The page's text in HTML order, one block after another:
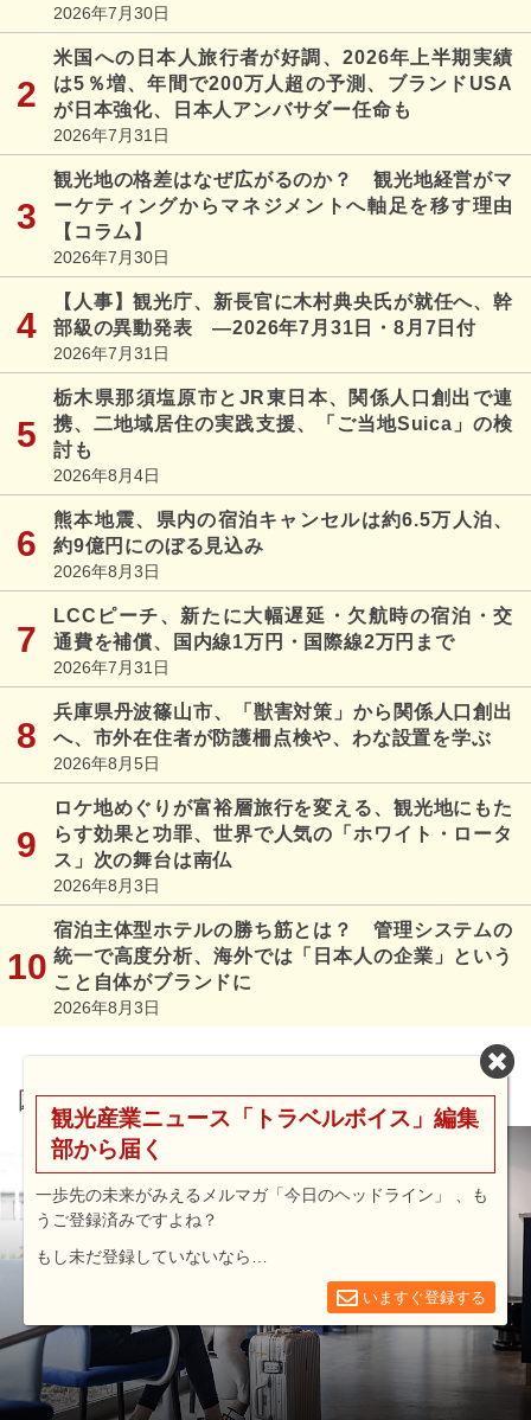
2026年7月30日
米国への日本人旅行者が好調、2026年上半期実績
は5％増、年間で200万人超の予測、ブランドUSA
が日本強化、日本人アンバサダー任命も
2026年7月31日
観光地の格差はなぜ広がるのか？ 観光地経営がマ
ーケティングからマネジメントへ軸足を移す理由
【コラム】
2026年7月30日
【人事】観光庁、新長官に木村典央氏が就任へ、幹
部級の異動発表 ―2026年7月31日・8月7日付
2026年7月31日
栃木県那須塩原市とJR東日本、関係人口創出で連
携、二地域居住の実践支援、「ご当地Suica」の検
討も
2026年8月4日
熊本地震、県内の宿泊キャンセルは約6.5万人泊、
約9億円にのぼる見込み
2026年8月3日
LCCピーチ、新たに大幅遅延・欠航時の宿泊・交
通費を補償、国内線1万円・国際線2万円まで
2026年7月31日
兵庫県丹波篠山市、「獣害対策」から関係人口創出
へ、市外在住者が防護柵点検や、わな設置を学ぶ
2026年8月5日
ロケ地めぐりが富裕層旅行を変える、観光地にもた
らす効果と功罪、世界で人気の「ホワイト・ロータ
ス」次の舞台は南仏
2026年8月3日
宿泊主体型ホテルの勝ち筋とは？ 管理システムの
統一で高度分析、海外では「日本人の企業」という
こと自体がブランドに
2026年8月3日
図解シリーズ
観光産業ニュース「トラベルボイス」編集
部から届く
一歩先の未来がみえるメルマガ「今日のヘッドライン」 、も
うご登録済みですよね？
もし未だ登録していないなら…
いますぐ登録する